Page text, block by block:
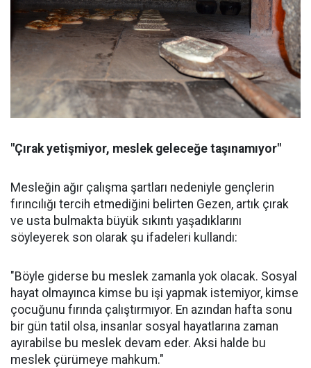
"Çırak yetişmiyor, meslek geleceğe taşınamıyor"
Mesleğin ağır çalışma şartları nedeniyle gençlerin
fırıncılığı tercih etmediğini belirten Gezen, artık çırak
ve usta bulmakta büyük sıkıntı yaşadıklarını
söyleyerek son olarak şu ifadeleri kullandı:
"Böyle giderse bu meslek zamanla yok olacak. Sosyal
hayat olmayınca kimse bu işi yapmak istemiyor, kimse
çocuğunu fırında çalıştırmıyor. En azından hafta sonu
bir gün tatil olsa, insanlar sosyal hayatlarına zaman
ayırabilse bu meslek devam eder. Aksi halde bu
meslek çürümeye mahkum."